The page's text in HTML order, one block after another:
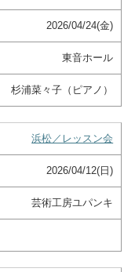
2026/04/24(金)
東音ホール
杉浦菜々子（ピアノ）
浜松／レッスン会
2026/04/12(日)
芸術工房ユパンキ